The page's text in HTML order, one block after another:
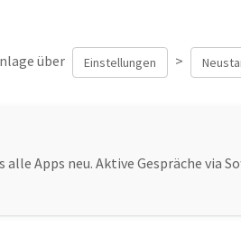
über Einstellungen >
Apps neu. Aktive Gespräche via